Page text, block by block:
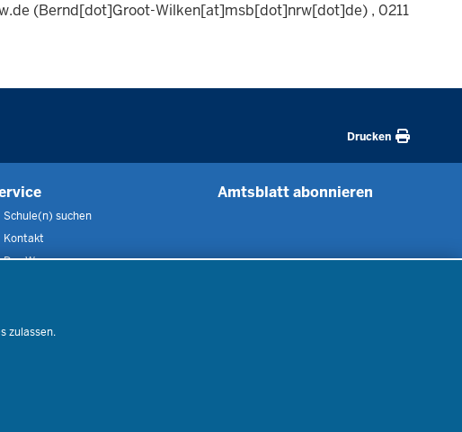
zulassen.
(Bernd[dot]Groot-Wilken[at]msb[dot]nrw[dot]de) , 0211
Drucken
Schule(n) suchen
Kontakt
Der Weg zu uns
RSS-Feed
Amtsblatt abonnieren